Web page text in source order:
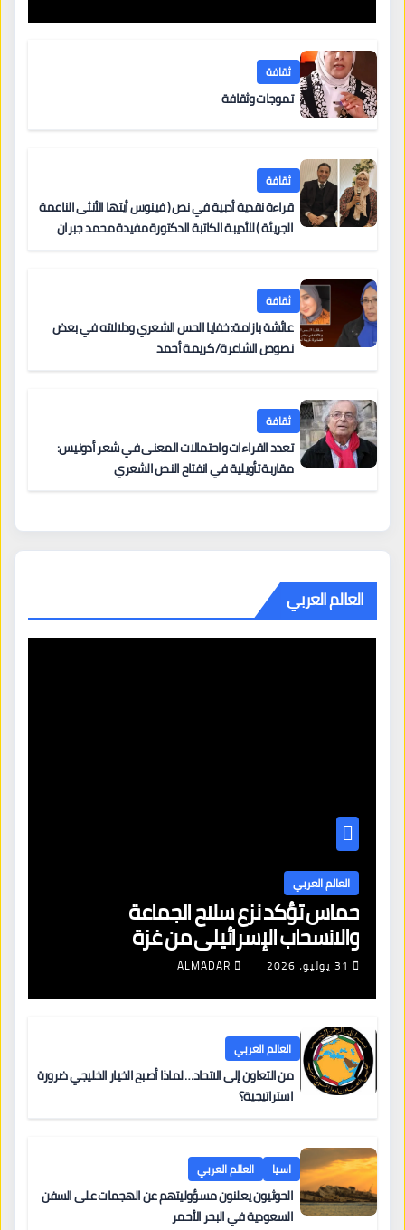
ثقافة
تموجات وثقافة
ثقافة
قراءة نقدية أدبية في نص ( فينوس أيتها الأنثى الناعمة
الجريئة ) للأديبة الكاتبة الدكتورة مفيدة محمد جبران
ثقافة
عائشة بازامة: خفايا الحس الشعري ودلالاته في بعض
نصوص الشاعرة/ كريمة أحمد
ثقافة
تعدد القراءات واحتمالات المعنى في شعر أدونيس:
مقاربة تأويلية في انفتاح النص الشعري
العالم العربي
العالم العربي
حماس تؤكد نزع سلاح الجماعة
والانسحاب الإسرائيلي من غزة
31 يوليو، 2026 ALMADAR
العالم العربي
من التعاون إلى الاتحاد… لماذا أصبح الخيار الخليجي ضرورة
استراتيجية؟
اسيا العالم العربي
الحوثيون يعلنون مسؤوليتهم عن الهجمات على السفن
السعودية في البحر الأحمر